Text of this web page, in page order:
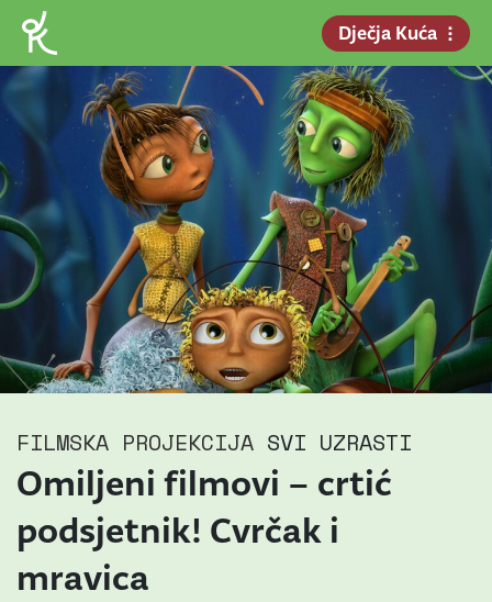
Dječja Kuća
FILMSKA PROJEKCIJA SVI UZRASTI
Omiljeni filmovi – crtić
podsjetnik! Cvrčak i
mravica